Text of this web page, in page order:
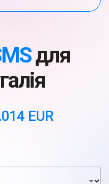
для
EUR